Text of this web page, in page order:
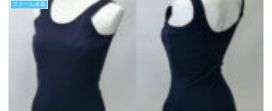
スクール水着